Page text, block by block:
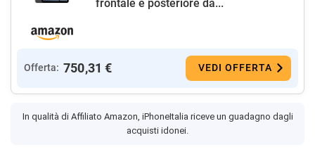
frontale e posteriore da...
Offerta: 750,31 € VEDI OFFERTA
In qualità di Affiliato Amazon, iPhoneItalia riceve un guadagno dagli
acquisti idonei.